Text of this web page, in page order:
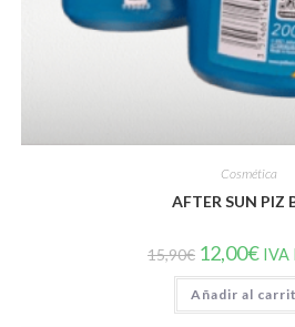
Cosmética
AFTER SUN PIZ
15,90€ El
precio
original
era:
15,90€.
12,00€El
es:
IVA
Añadir al